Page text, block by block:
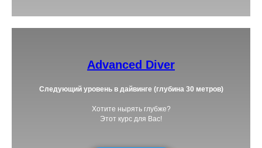
Advanced Diver
Следующий уровень в дайвинге (глубина 30 метров)
Хотите нырять глубже?
Этот курс для Вас!